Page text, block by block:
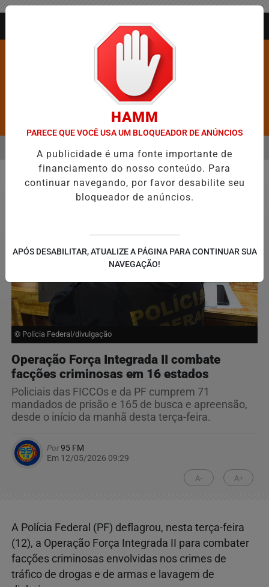
Pesquisar Notícia
ALINE BARROS É CONFIRMADA NO DIA DO EVANGÉLICO EM
EM ALTA
MENU
Justiça
© Polícia Federal/divulgação
Operação Força Integrada II combate
facções criminosas em 16 estados
Policiais das FICCOs e da PF cumprem 71
mandados de prisão e 165 de busca e apreensão,
desde o início da manhã desta terça-feira.
Por95 FM
Em 12/05/2026 09:29
A- A+
A Polícia Federal (PF) deflagrou, nesta terça-feira
(12), a Operação Força Integrada II para combater
facções criminosas envolvidas nos crimes de
tráfico de drogas e de armas e lavagem de
HAMM
PARECE QUE VOCÊ USA UM BLOQUEADOR DE ANÚNCIOS
A publicidade é uma fonte importante de
financiamento do nosso conteúdo. Para
continuar navegando, por favor desabilite seu
bloqueador de anúncios.
APÓS DESABILITAR, ATUALIZE A PÁGINA PARA CONTINUAR SUA
NAVEGAÇÃO!